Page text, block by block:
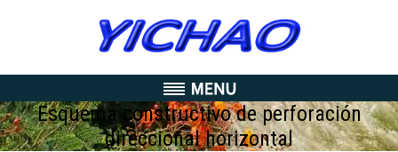
Esquema constructivo de perforación
direccional horizontal